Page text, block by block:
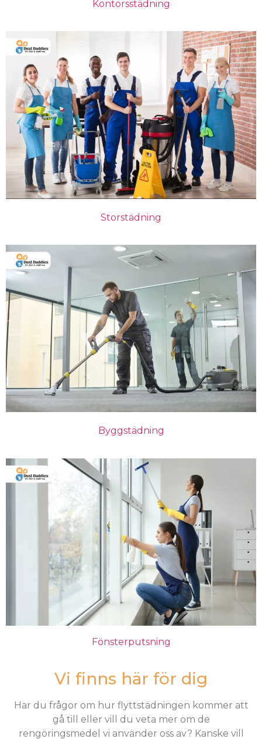
Kontorsstädning
Storstädning
Byggstädning
Fönsterputsning
Vi finns här för dig
Har du frågor om hur flyttstädningen kommer att
gå till eller vill du veta mer om de
rengöringsmedel vi använder oss av? Kanske vill